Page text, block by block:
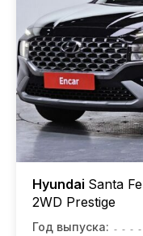
Hyundai Santa Fe
2WD Prestige
Год выпуска: